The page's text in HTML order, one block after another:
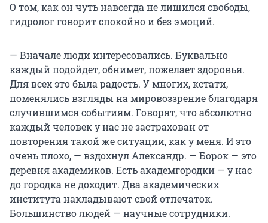
О том, как он чуть навсегда не лишился свободы,
гидролог говорит спокойно и без эмоций.
— Вначале люди интересовались. Буквально
каждый подойдет, обнимет, пожелает здоровья.
Для всех это была радость. У многих, кстати,
поменялись взгляды на мировоззрение благодаря
случившимся событиям. Говорят, что абсолютно
каждый человек у нас не застрахован от
повторения такой же ситуации, как у меня. И это
очень плохо, — вздохнул Александр. — Борок — это
деревня академиков. Есть академгородки — у нас
до городка не доходит. Два академических
института накладывают свой отпечаток.
Большинство людей — научные сотрудники.